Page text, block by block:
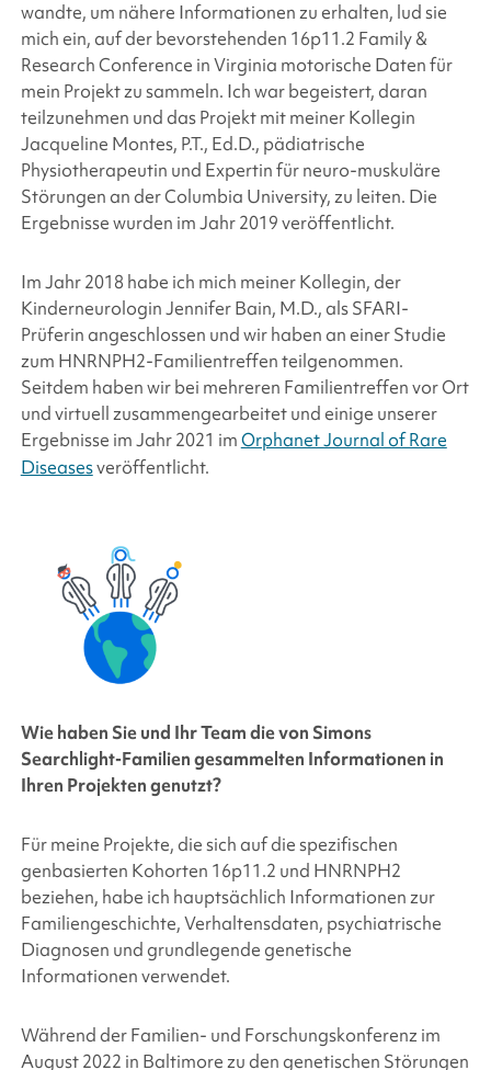
wandte, um nähere Informationen zu erhalten, lud sie
mich ein, auf der bevorstehenden 16p11.2 Family &
Research Conference in Virginia motorische Daten für
mein Projekt zu sammeln. Ich war begeistert, daran
teilzunehmen und das Projekt mit meiner Kollegin
Jacqueline Montes, P.T., Ed.D., pädiatrische
Physiotherapeutin und Expertin für neuro-muskuläre
Störungen an der Columbia University, zu leiten. Die
Ergebnisse wurden im Jahr 2019 veröffentlicht.
Im Jahr 2018 habe ich mich meiner Kollegin, der
Kinderneurologin Jennifer Bain, M.D., als SFARI-
Prüferin angeschlossen und wir haben an einer Studie
zum HNRNPH2-Familientreffen teilgenommen.
Seitdem haben wir bei mehreren Familientreffen vor Ort
und virtuell zusammengearbeitet und einige unserer
Ergebnisse im Jahr 2021 imOrphanet Journal of Rare
Diseasesveröffentlicht.
Wie haben Sie und Ihr Team die von Simons
Searchlight-Familien gesammelten Informationen in
Ihren Projekten genutzt?
Für meine Projekte, die sich auf die spezifischen
genbasierten Kohorten 16p11.2 und HNRNPH2
beziehen, habe ich hauptsächlich Informationen zur
Familiengeschichte, Verhaltensdaten, psychiatrische
Diagnosen und grundlegende genetische
Informationen verwendet.
Während der Familien- und Forschungskonferenz im
August 2022 in Baltimore zu den genetischen Störungen